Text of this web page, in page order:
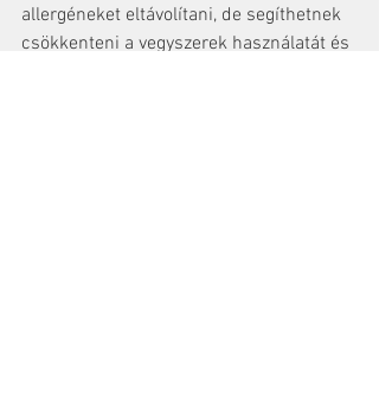
allergéneket eltávolítani, de segíthetnek
csökkenteni a vegyszerek használatát és